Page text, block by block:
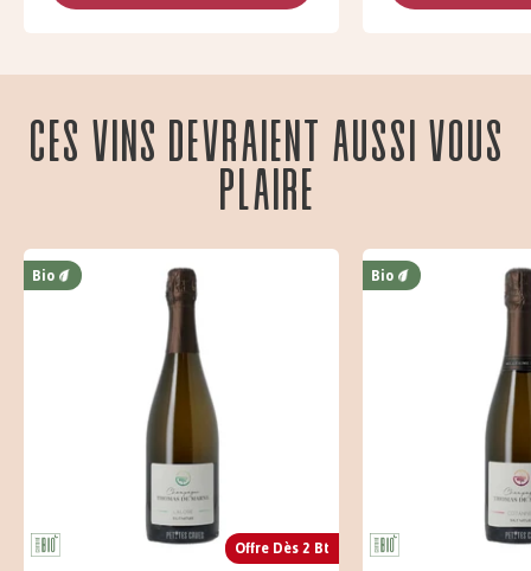
Ces vins devraient aussi vous
plaire
Offre Dès 2 Bt
Bio Bio